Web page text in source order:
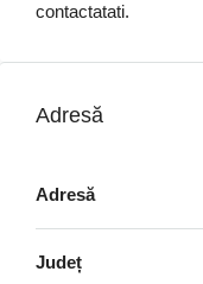
contactatati.
Adresă
Adresă
Județ